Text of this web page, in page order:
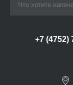
+7 (4752)